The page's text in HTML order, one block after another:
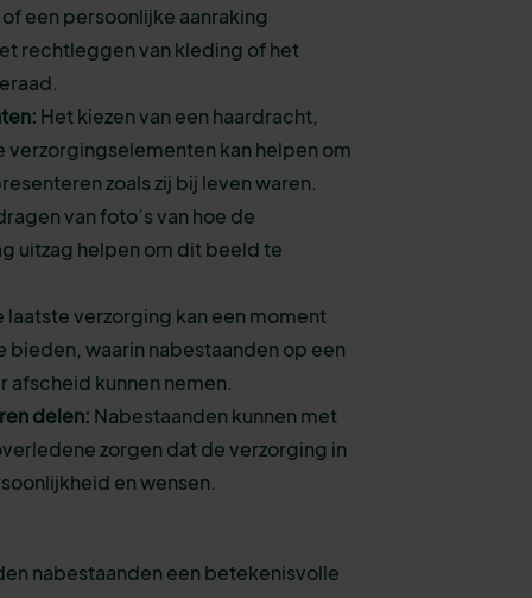
een persoonlijke aanraking
rechtleggen van kleding of het
Het kiezen van een haardracht,
kan helpen om
zoals zij bij leven waren.
van foto’s van hoe de
uitzag helpen om dit beeld te
laatste verzorging kan een moment
bieden, waarin nabestaanden op een
afscheid kunnen nemen.
delen: Nabestaanden kunnen met
zorgen dat de verzorging in
en wensen.
nabestaanden een betekenisvolle